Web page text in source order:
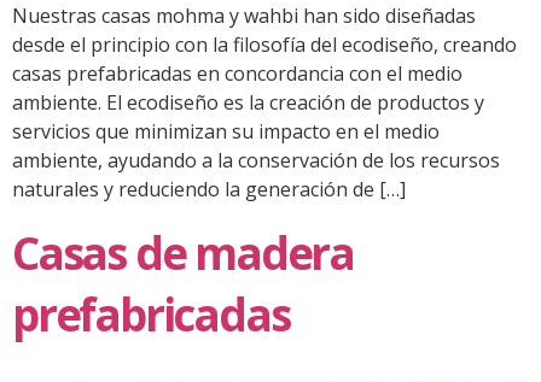
Nuestras casas mohma y wahbi han sido diseñadas
desde el principio con la filosofía del ecodiseño, creando
casas prefabricadas en concordancia con el medio
ambiente. El ecodiseño es la creación de productos y
servicios que minimizan su impacto en el medio
ambiente, ayudando a la conservación de los recursos
naturales y reduciendo la generación de […]
Casas de madera
prefabricadas